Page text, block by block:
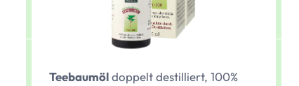
Teebaumöldoppelt destilliert, 100%